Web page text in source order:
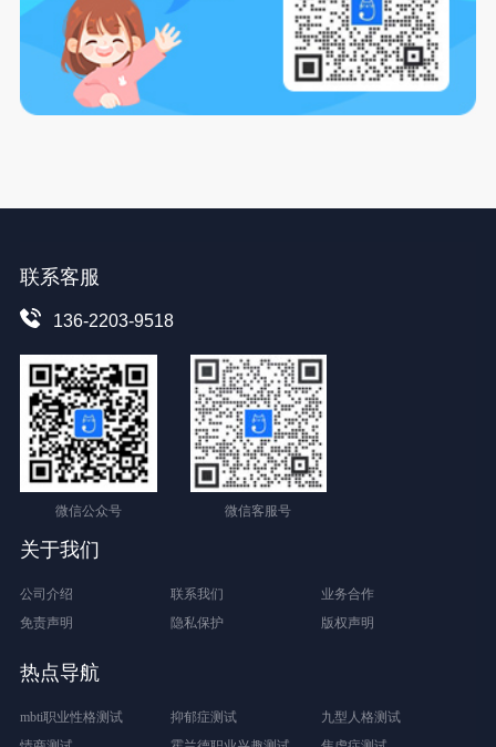
联系客服
136-2203-9518
微信公众号 微信客服号
关于我们
公司介绍 联系我们
业务合作
免责声明
隐私保护 版权声明
热点导航
mbti职业性格测试 抑郁症测试
九型人格测试